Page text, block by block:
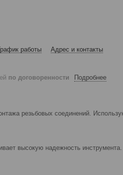
работы Адрес и контакты
по договоренности Подробнее
резьбовых соединений.
высокую надежность инструмента.